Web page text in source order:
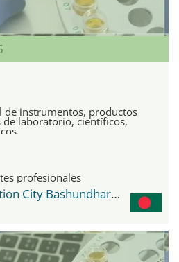
de instrumentos, productos
laboratorio, científicos,
profesionales
International Convention City Bashundhara - ICCB